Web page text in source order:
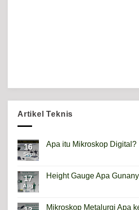
Artikel Teknis
16
Sep
Apa itu Mikroskop Digital?
Apa
itu
17
Aug
Height Gauge Apa
Height
Mikroskop Metalurgi Apa